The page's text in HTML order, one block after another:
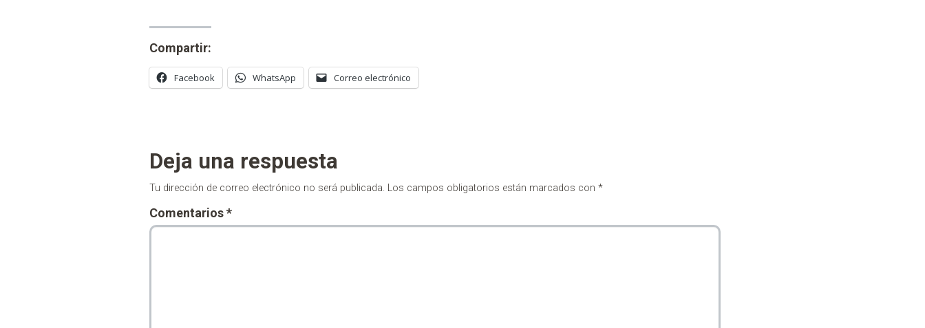
Compartir:
Facebook WhatsApp Correo electrónico
Deja una respuesta
Tu dirección de correo electrónico no será publicada. Los campos obligatorios están marcados con *
Comentarios*